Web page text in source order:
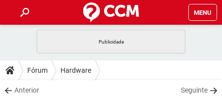
MENU
CELULAR
OUTLOOK
DICAS
JOGOS
DOWNLOADS
Fórum Hardware
Anterior Seguinte